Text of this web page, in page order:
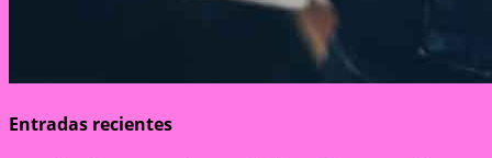
Entradas recientes